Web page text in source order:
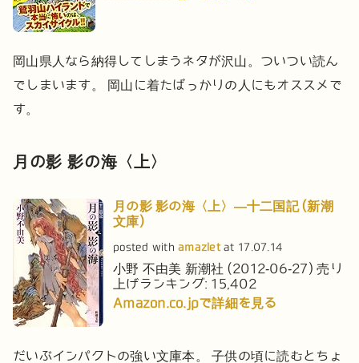
岡山県人なら納得してしまうネタが沢山。ついつい読ん
でしまいます。
岡山に着たばっかりの人にもオススメで
す。
月の影 影の海〈上〉
月の影 影の海〈上〉―十二国記 (新潮
文庫)
posted withamazletat 17.07.14
小野 不由美 新潮社 (2012-06-27) 売り
上げランキング: 15,402
Amazon.co.jpで詳細を見る
だいぶインパクトの強い文庫本。
子供の頃に読むとちょ